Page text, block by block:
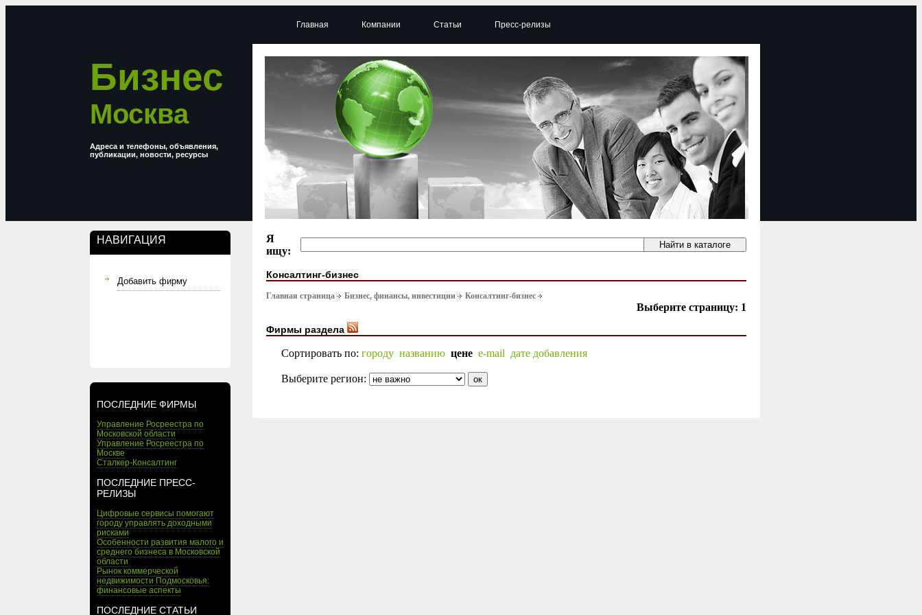
Бизнес
Москва
Адреса и телефоны, объявления,
публикации, новости, ресурсы
НАВИГАЦИЯ
Добавить фирму
ПОСЛЕДНИЕ ФИРМЫ
Управление Росреестра по
Московской области
Управление Росреестра по
Москве
Сталкер-Консалтинг
ПОСЛЕДНИЕ ПРЕСС-
РЕЛИЗЫ
Цифровые сервисы помогают
городу управлять доходными
рисками
Особенности развития малого и
среднего бизнеса в Московской
области
Рынок коммерческой
недвижимости Подмосковья:
финансовые аспекты
ПОСЛЕДНИЕ СТАТЬИ
Главная Компании Статьи Пресс-релизы
Я
ищу:
Консалтинг-бизнес
Главная страница Бизнес, финансы, инвестиции Консалтинг-бизнес
Выберите страницу: 1
Фирмы раздела
Сортировать по: городу названию цене e-mail дате добавления
Выберите регион: